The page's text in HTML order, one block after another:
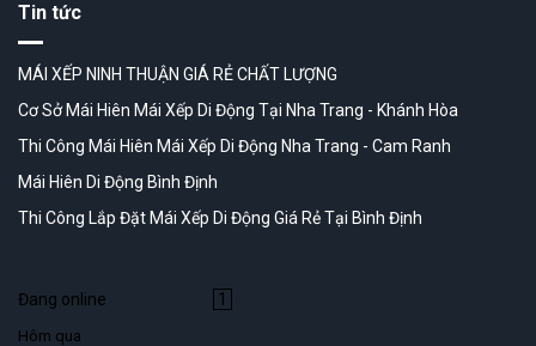
Tin tức
MÁI XẾP NINH THUẬN GIÁ RẺ CHẤT LƯỢNG
Cơ Sở Mái Hiên Mái Xếp Di Động Tại Nha Trang - Khánh Hòa
Thi Công Mái Hiên Mái Xếp Di Động Nha Trang - Cam Ranh
Mái Hiên Di Động Bình Định
Thi Công Lắp Đặt Mái Xếp Di Động Giá Rẻ Tại Bình Định
Đang online 1
Hôm qua